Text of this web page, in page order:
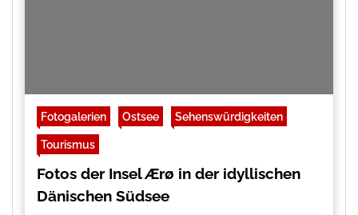
Fotogalerien Ostsee Sehenswürdigkeiten
Tourismus
Fotos der Insel Ærø in der idyllischen
Dänischen Südsee